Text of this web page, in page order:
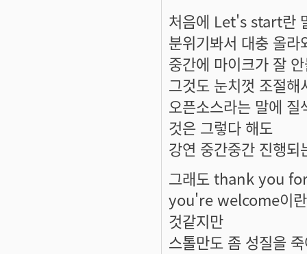
처음에 Let's start란
분위기봐서 대충 올
중간에 마이크가 잘
그것도 눈치껏 조절
오픈소스라는 말에
것은 그렇다 해도
강연 중간중간 진행
그래도 thank you
you're welcome이란
것같지만
스톨만도 좀 성질을